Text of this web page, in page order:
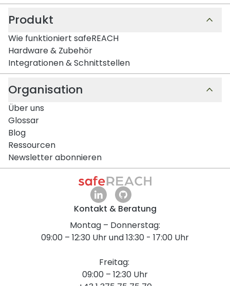
Produkt
Wie funktioniert safeREACH
Hardware & Zubehör
Integrationen & Schnittstellen
Organisation
Über uns
Glossar
Blog
Ressourcen
Newsletter abonnieren
Kontakt & Beratung
Montag – Donnerstag:
09:00 – 12:30 Uhr und 13:30 - 17:00 Uhr
Freitag:
09:00 – 12:30 Uhr